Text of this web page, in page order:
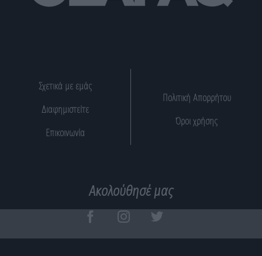
Σχετικά με εμάς
Διαφημιστείτε
Επικοινωνία
Πολιτική Απορρήτου
Όροι χρήσης
Ακολούθησέ μας